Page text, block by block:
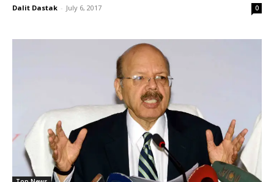
Dalit Dastak - July 6, 2017 0